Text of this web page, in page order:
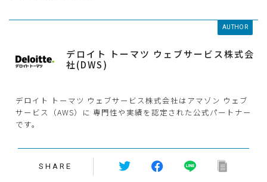
AUTHOR
デロイト トーマツ ウェブサービス株式会
社(DWS)
デロイト トーマツ ウェブサービス株式会社はアマゾン ウェブ
サービス（AWS）に 専門性や実績を認定された公式パートナー
です。
SHARE